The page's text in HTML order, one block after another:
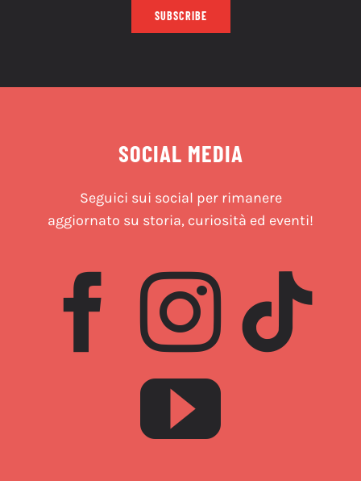
SUBSCRIBE
SOCIAL MEDIA
Seguici sui social per rimanere
aggiornato su storia, curiosità ed eventi!